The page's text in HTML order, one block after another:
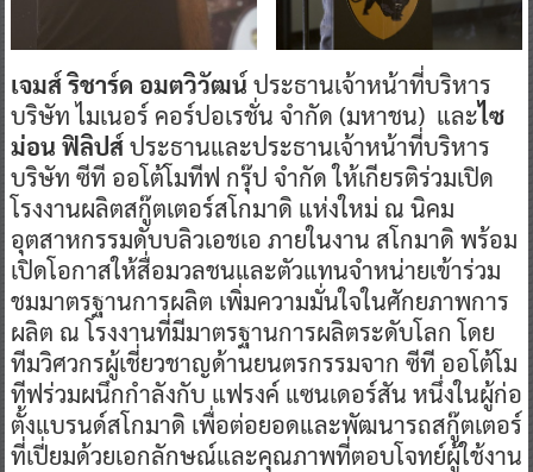
เจมส์ ริชาร์ด อมตวิวัฒน์ ประธานเจ้าหน้าที่บริหาร
บริษัท ไมเนอร์ คอร์ปอเรชั่น จำกัด (มหาชน) และไซ
ม่อน ฟิลิปส์ประธานและประธานเจ้าหน้าที่บริหาร
บริษัท ซีที ออโต้โมทีฟ กรุ๊ป จำกัด ให้เกียรติร่วมเปิด
โรงงานผลิตสกู๊ตเตอร์สโกมาดิ แห่งใหม่ ณ นิคม
อุตสาหกรรมดับบลิวเอชเอ ภายในงาน สโกมาดิ พร้อม
เปิดโอกาสให้สื่อมวลชนและตัวแทนจำหน่ายเข้าร่วม
ชมมาตรฐานการผลิต เพิ่มความมั่นใจในศักยภาพการ
ผลิต ณ โรงงานที่มีมาตรฐานการผลิตระดับโลก โดย
ทีมวิศวกรผู้เชี่ยวชาญด้านยนตรกรรมจาก ซีที ออโต้โม
ทีฟร่วมผนึกกำลังกับ แฟรงค์ แซนเดอร์สัน หนึ่งในผู้ก่อ
ตั้งแบรนด์สโกมาดิ เพื่อต่อยอดและพัฒนารถสกู๊ตเตอร์
ที่เปี่ยมด้วยเอกลักษณ์และคุณภาพที่ตอบโจทย์ผู้ใช้งาน